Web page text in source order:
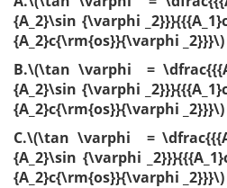
{A_2}\sin {\varphi
{A_2}c{\rm{os}}{\varphi _2}}}\)
B.\(\tan \varphi =
{A_2}\sin {\varphi
{A_2}c{\rm{os}}{\varphi _2}}}\)
C.\(\tan \varphi =
{A_2}\sin {\varphi
{A_2}c{\rm{os}}{\varphi _2}}}\)